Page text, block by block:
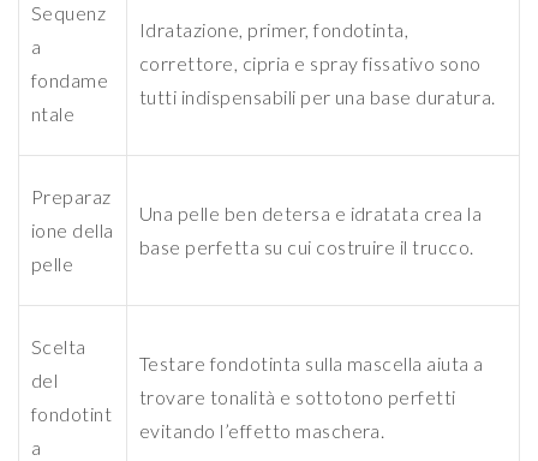
Sequenz
a
fondame
ntale
Idratazione, primer, fondotinta,
correttore, cipria e spray fissativo sono
tutti indispensabili per una base duratura.
Preparaz
ione della
pelle
Una pelle ben detersa e idratata crea la
base perfetta su cui costruire il trucco.
Scelta
del
fondotint
a
Testare fondotinta sulla mascella aiuta a
trovare tonalità e sottotono perfetti
evitando l’effetto maschera.